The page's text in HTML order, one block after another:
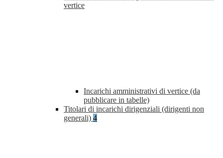
vertice
Incarichi amministrativi di vertice (da
pubblicare in tabelle)
Titolari di incarichi dirigenziali (dirigenti non
generali) 4